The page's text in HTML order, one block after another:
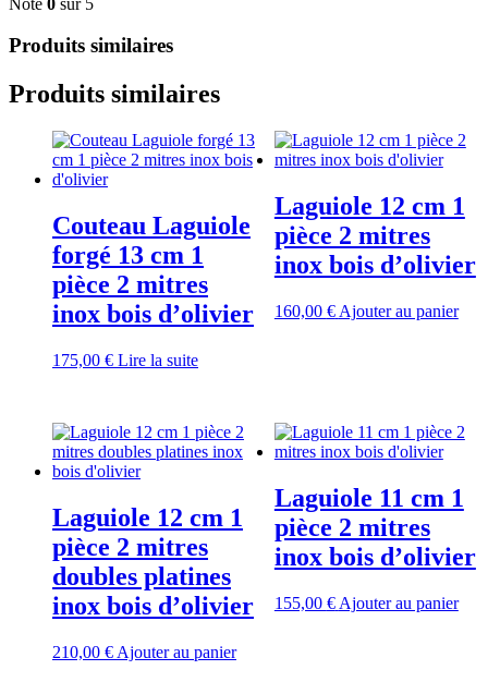
Produits similaires
Produits similaires
Couteau Laguiole
forgé 13 cm 1
pièce 2 mitres
inox bois d’olivier
175,00 € Lire la suite
Laguiole 12 cm 1
pièce 2 mitres
inox bois d’olivier
160,00 € Ajouter au panier
Laguiole 12 cm 1
pièce 2 mitres
doubles platines
inox bois d’olivier
210,00 € Ajouter au panier
Laguiole 11 cm 1
pièce 2 mitres
inox bois d’olivier
155,00 € Ajouter au panier